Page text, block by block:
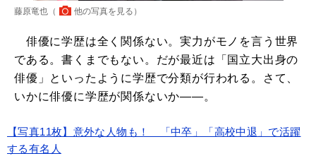
藤原竜也（ 他の写真を見る ）
俳優に学歴は全く関係ない。実力がモノを言う世界
である。書くまでもない。だが最近は「国立大出身の
俳優」といったように学歴で分類が行われる。さて、
いかに俳優に学歴が関係ないか――。
【写真11枚】意外な人物も！ 「中卒」「高校中退」で活躍
する有名人